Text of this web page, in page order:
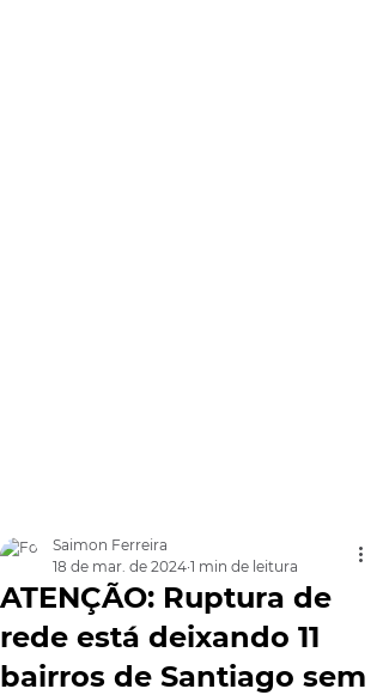
ATENÇÃO: Ruptura de
rede está deixando 11
bairros de Santiago sem
Saimon Ferreira
18 de mar. de 2024 1 min de leitura